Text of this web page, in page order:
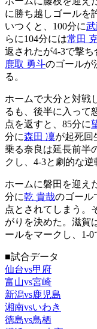
に勝ち越しゴールを
いつくと、100分に
らに104分には常田
返されたが4-3で撃
鹿取 勇斗のゴールが
る。
ホームで大分と対戦
るも、後半に入って
点を返すと、85分に
分に森田 凜が起死回
乗る奈良は延長前半
クし、4-3と劇的な逆
ホームに磐田を迎え
分に乾 貴哉のゴール
点とされてしまう。
がりを決めた。滋賀
ールをマークし、1-0
■試合データ
仙台vs甲府
富山vs宮崎
新潟vs鹿児島
湘南vsいわき
徳島vs鳥栖